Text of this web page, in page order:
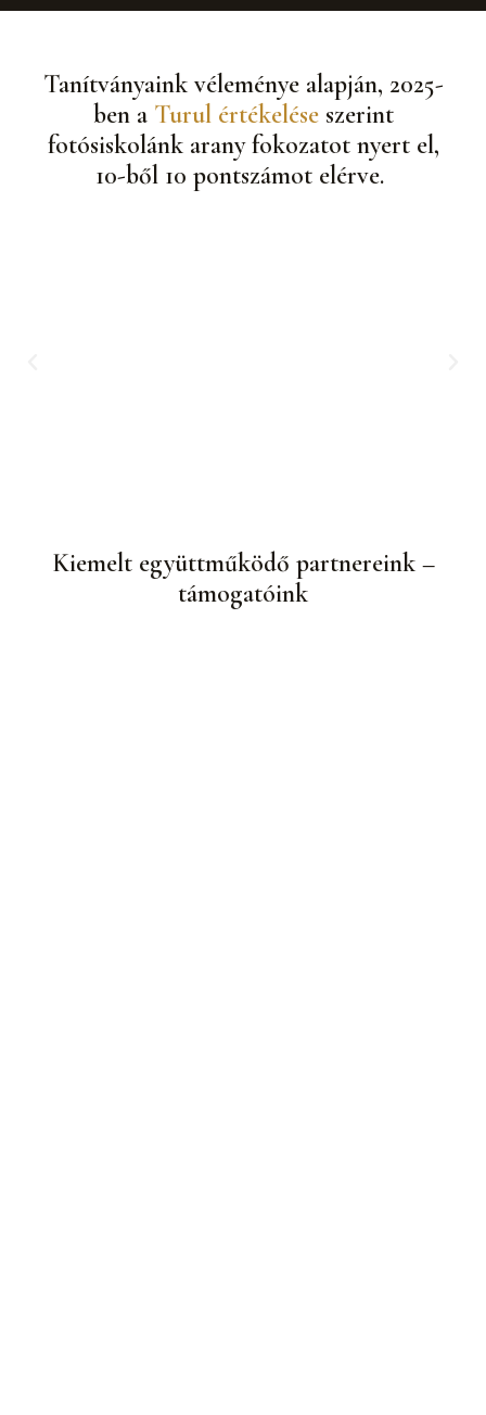
Tanítványaink véleménye alapján, 2025-
ben a Turul értékeléseszerint
fotósiskolánk arany fokozatot nyert el,
10-ből 10 pontszámot elérve.
Kiemelt együttműködő partnereink –
támogatóink